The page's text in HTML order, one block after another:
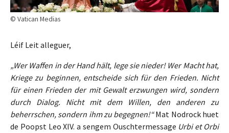
© Vatican Medias
Léif Leit alleguer,
„Wer Waffen in der Hand hält, lege sie nieder! Wer Macht hat,
Kriege zu beginnen, entscheide sich für den Frieden. Nicht
für einen Frieden der mit Gewalt erzwungen wird, sondern
durch Dialog. Nicht mit dem Willen, den anderen zu
beherrschen, sondern ihm zu begegnen!“Mat Nodrock huet
de Poopst Leo XIV. a sengem Ouschtermessage Urbi et Orbi